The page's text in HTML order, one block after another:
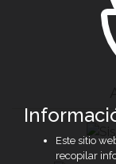
Este sitio
recopilar